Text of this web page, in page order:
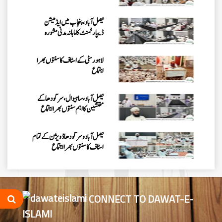
فیصل آباد، پنجاب میں ایڈمیشن
ڈیپارٹمنٹ کا ماہانہ مدنی مشورہ
لاہور سٹی کے اسٹاف کا سنتوں بھرا
اجتماع
فیصل آباد، ساہیوال، سرگودھا کے
مفتشین کا اہم سنتوں بھرا اجتماع
فیصل آباد وسرگودھا ڈویژن کے تمام
اسٹاف کا سنتوں بھرااجتماع
فیصل آباد میں کنزالمدارس کے امتحانی
نظام کا جائزہ، بہتری اور باہمی اتفاق
کے اقدامات پر زور
اسلام آباد میں روڈ سیفٹی اور منشیات و
CONNECT TO DAWAT-E-
ISLAMI